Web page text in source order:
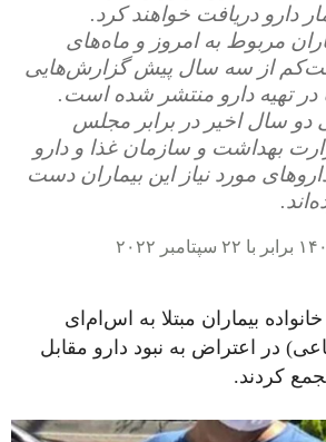
مربوط به امروز و ماه‌های
از سه سال پیش گزارش‌هایی
در تهیه دارو منتشر شده است.
دو سال اخیر در برابر مجلس
بهداشت و سازمان غذا و دارو
مورد نیاز این بیماران دست
بیماران مبتلا به اس‌ام‌ای
در اعتراض به نبود دارو مقابل
کردند.